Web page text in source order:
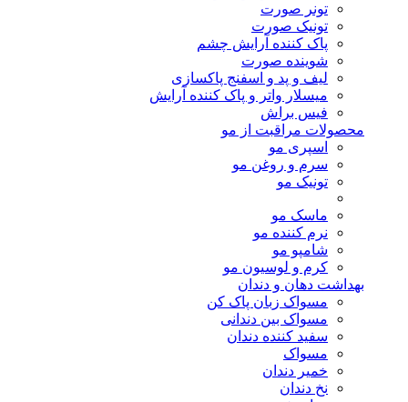
تونر صورت
تونیک صورت
پاک کننده آرایش چشم
شوینده صورت
لیف و پد و اسفنج پاکسازی
میسلار واتر و پاک کننده آرایش
فیس براش
محصولات مراقبت از مو
اسپری مو
سرم و روغن مو
تونیک مو
ماسک مو
نرم کننده مو
شامپو مو
کرم و لوسیون مو
بهداشت دهان و دندان
مسواک زبان پاک کن
مسواک بین دندانی
سفید کننده دندان
مسواک
خمیر دندان
نخ دندان